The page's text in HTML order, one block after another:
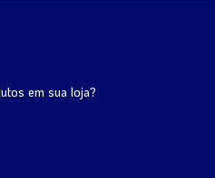
em sua loja?